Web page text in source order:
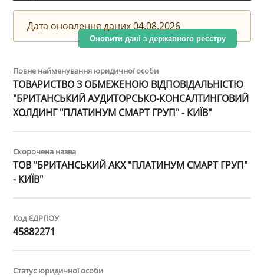
Дата оновлення даних 04.08.2026
Оновити дані з державного реєстру
Повне найменування юридичної особи
ТОВАРИСТВО З ОБМЕЖЕНОЮ ВІДПОВІДАЛЬНІСТЮ
"БРИТАНСЬКИЙ АУДИТОРСЬКО-КОНСАЛТИНГОВИЙ
ХОЛДИНГ "ПЛАТИНУМ СМАРТ ГРУП" - КИЇВ"
Скорочена назва
ТОВ "БРИТАНСЬКИЙ АКХ "ПЛАТИНУМ СМАРТ ГРУП"
- КИЇВ"
Код ЄДРПОУ
45882271
Статус юридичної особи